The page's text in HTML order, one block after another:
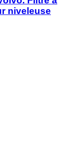
niveleuse